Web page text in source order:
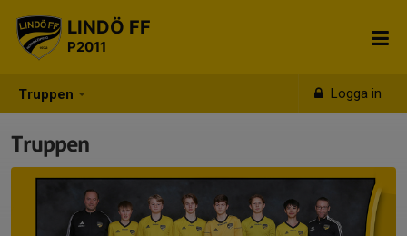
Truppen Logga in
LINDÖ FF
P2011
Truppen